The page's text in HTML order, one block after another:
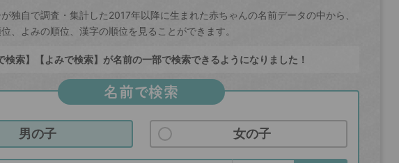
独自で調査・集計した2017年以降に生まれた赤ちゃんの名前データの中から、
、よみの順位、漢字の順位を見ることができます。
検索】【よみで検索】が名前の一部で検索できるようになりました！
名前で検索
男の子 女の子